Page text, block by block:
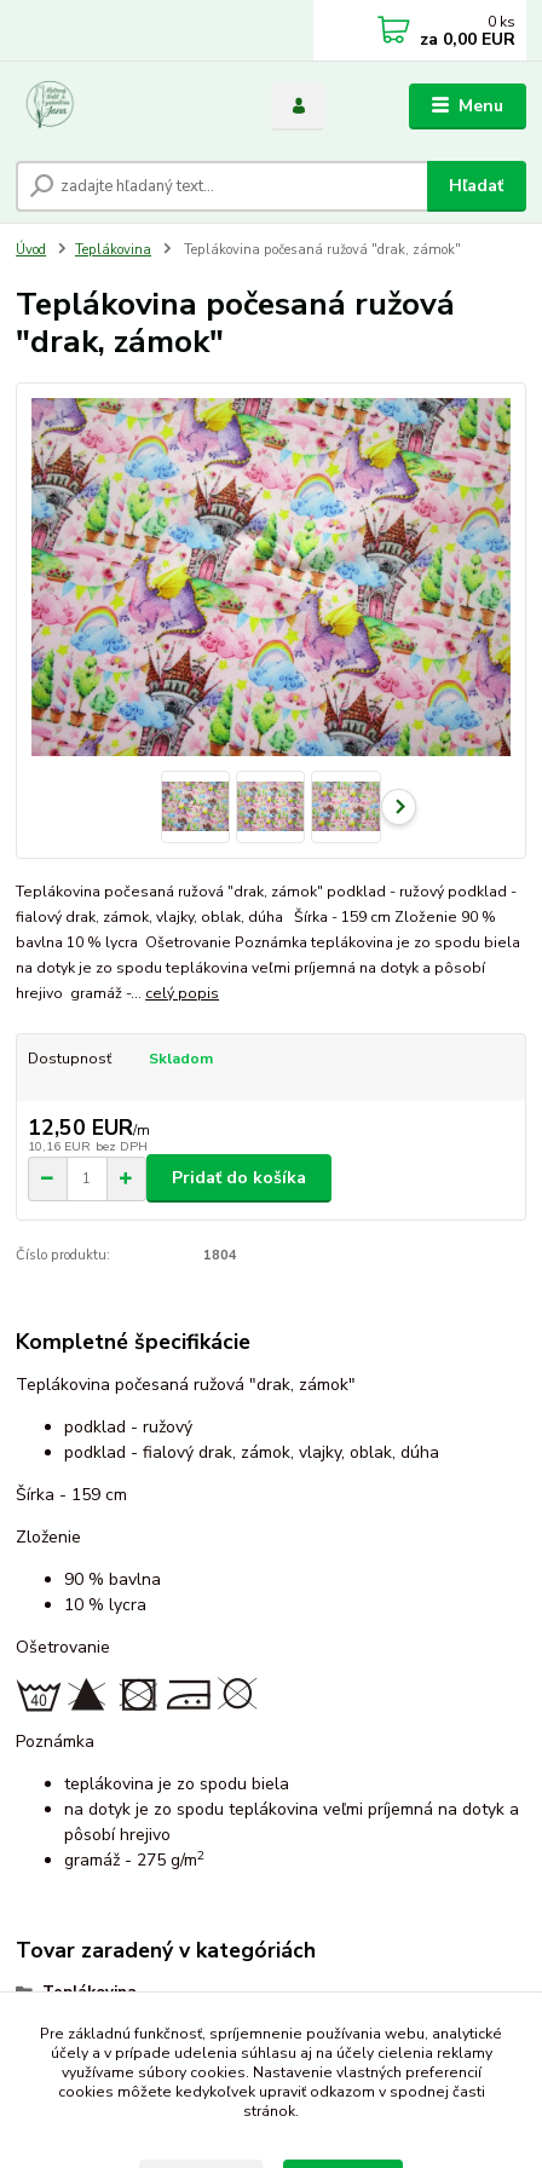
Menu
Hľadať
0 ks
za 0,00 EUR
Úvod Teplákovina Teplákovina počesaná ružová "drak, zámok"
Teplákovina počesaná ružová
"drak, zámok"
Teplákovina počesaná ružová "drak, zámok" podklad - ružový podklad -
fialový drak, zámok, vlajky, oblak, dúha Šírka - 159 cm Zloženie 90 %
bavlna 10 % lycra Ošetrovanie Poznámka teplákovina je zo spodu biela
na dotyk je zo spodu teplákovina veľmi príjemná na dotyk a pôsobí
hrejivo gramáž -... celý popis
Dostupnosť Skladom
12,50 EUR/m
10,16 EUR bez DPH
Pridať do košíka
Číslo produktu: 1804
Kompletné špecifikácie
Teplákovina počesaná ružová "drak, zámok"
podklad - ružový
podklad - fialový drak, zámok, vlajky, oblak, dúha
Šírka - 159 cm
Zloženie
90 % bavlna
10 % lycra
Ošetrovanie
Poznámka
teplákovina je zo spodu biela
na dotyk je zo spodu teplákovina veľmi príjemná na dotyk a
pôsobí hrejivo
gramáž - 275 g/m2
Tovar zaradený v kategóriách
Teplákovina
vzorovaná
počesaná, zateplená
Pre základnú funkčnosť, spríjemnenie používania webu, analytické
účely a v prípade udelenia súhlasu aj na účely cielenia reklamy
využívame súbory cookies. Nastavenie vlastných preferencií
cookies môžete kedykoľvek upraviť odkazom v spodnej časti
stránok.